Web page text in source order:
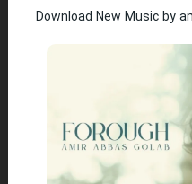
Download New Music by